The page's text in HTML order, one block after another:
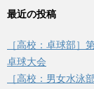
最近の投稿
［高校：卓球部］
卓球大会
［高校：男女水泳